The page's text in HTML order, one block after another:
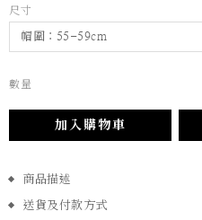
尺寸
數量
加入購物車
商品描述
送貨及付款方式